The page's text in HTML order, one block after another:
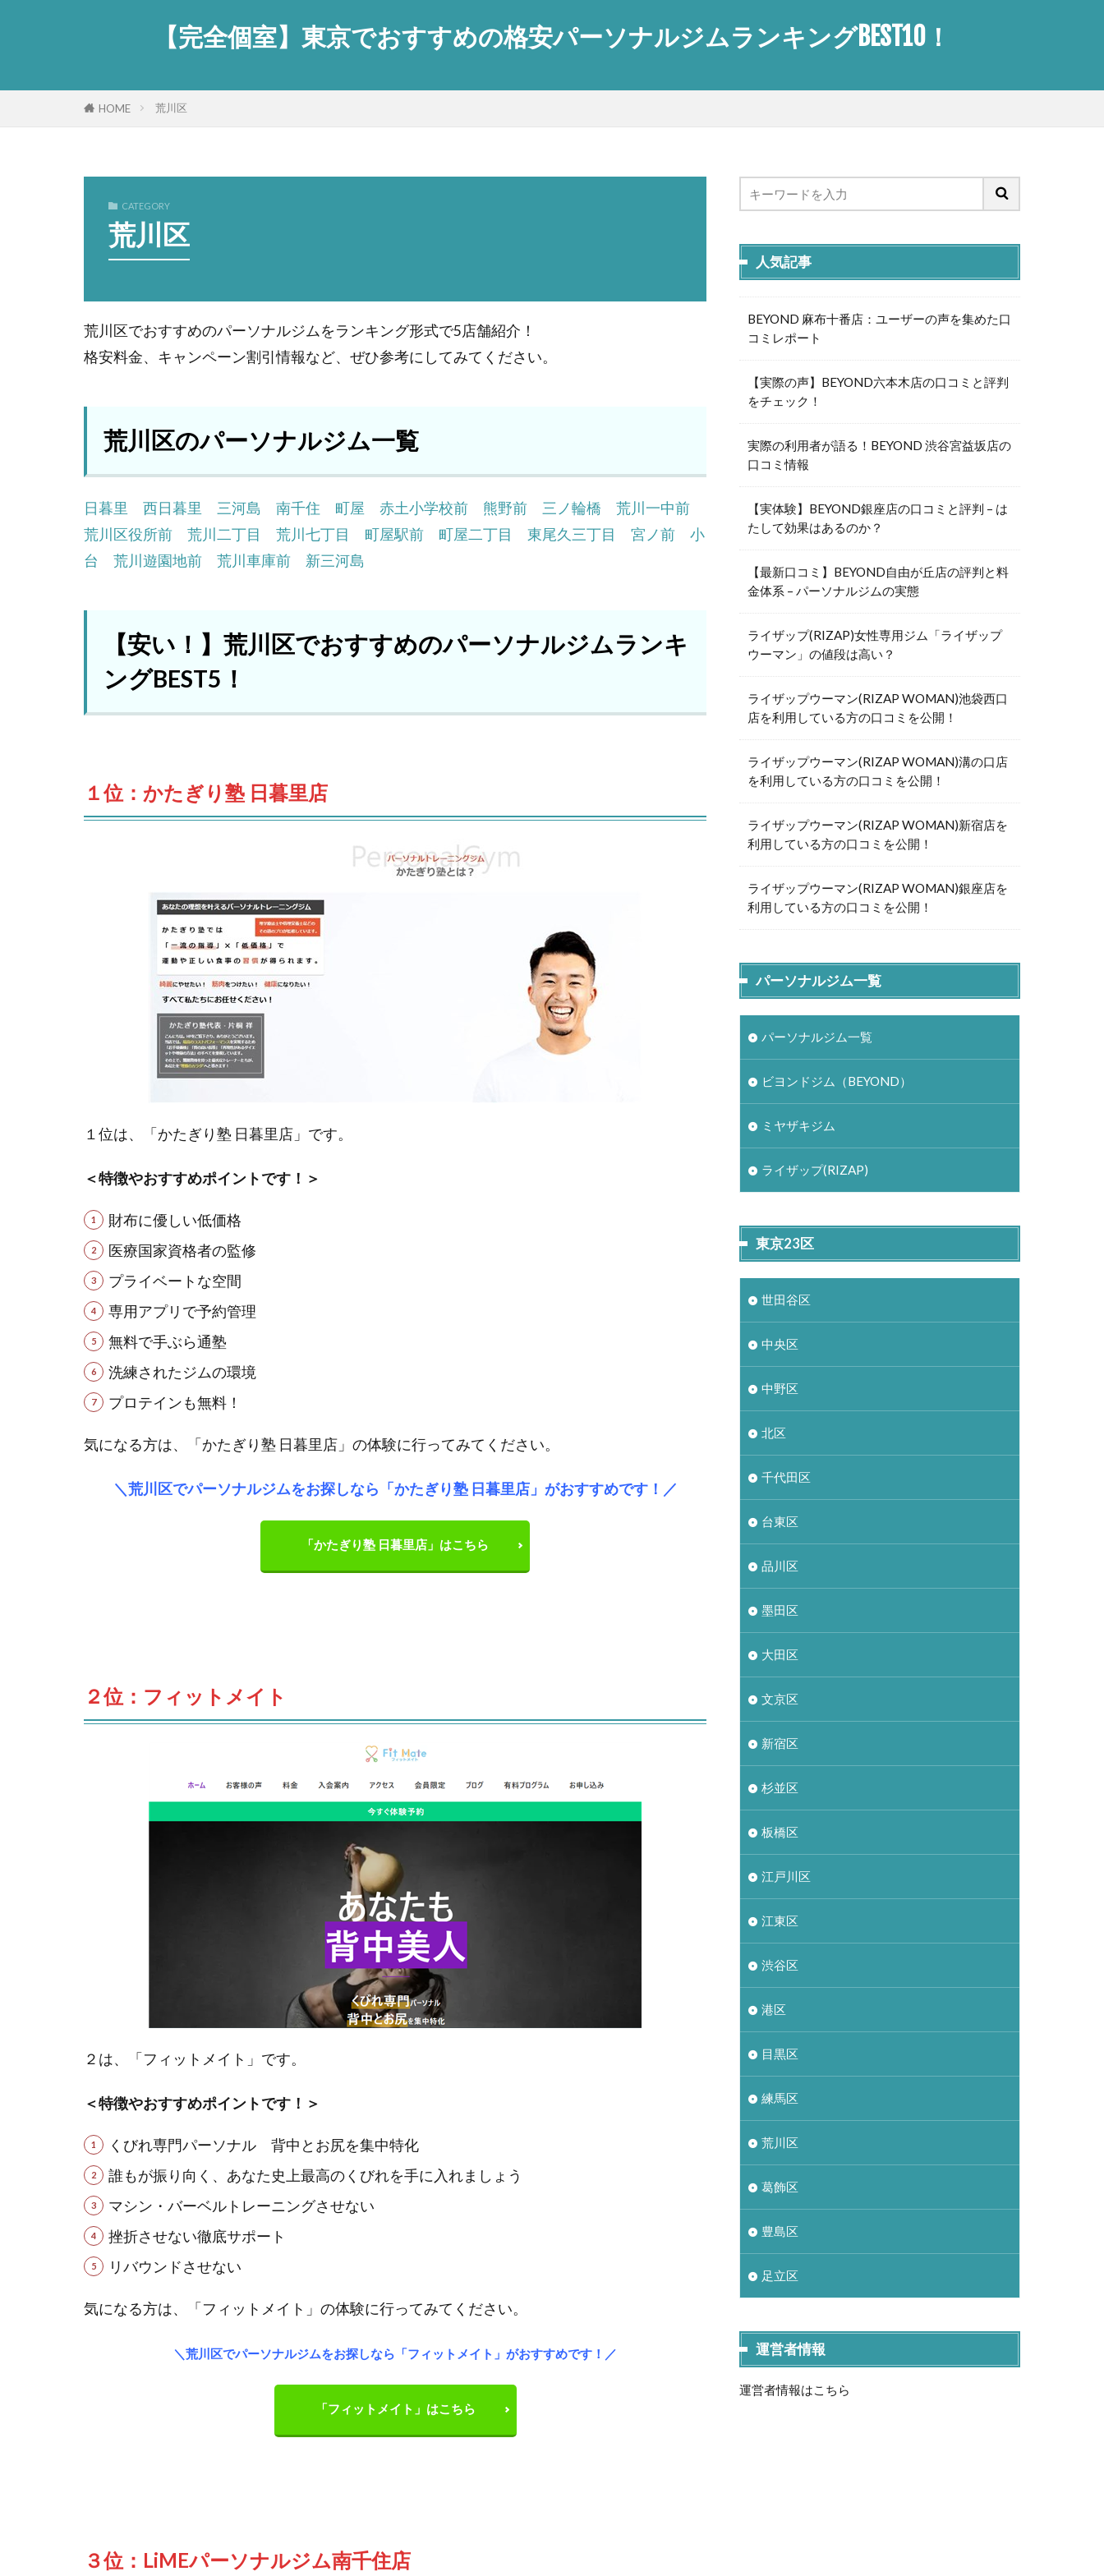
【完全個室】東京でおすすめの格安パーソナルジムランキングBEST10！
HOME 荒川区
CATEGORY
荒川区
荒川区でおすすめのパーソナルジムをランキング形式で5店舗紹介！
格安料金、キャンペーン割引情報など、ぜひ参考にしてみてください。
荒川区のパーソナルジム一覧
日暮里 西日暮里 三河島 南千住 町屋 赤土小学校前 熊野前 三ノ輪橋
荒川一中前
荒川区役所前
荒川二丁目 荒川七丁目 町屋駅前 町屋二丁目 東尾久三丁目 宮ノ前
小
台
荒川遊園地前 荒川車庫前 新三河島
【安い！】荒川区でおすすめのパーソナルジムランキ
ングBEST5！
１位：かたぎり塾 日暮里店
１位は、「かたぎり塾 日暮里店」です。
＜特徴やおすすめポイントです！＞
財布に優しい低価格
医療国家資格者の監修
プライベートな空間
専用アプリで予約管理
無料で手ぶら通塾
洗練されたジムの環境
プロテインも無料！
気になる方は、「かたぎり塾 日暮里店」の体験に行ってみてください。
＼荒川区でパーソナルジムをお探しなら「かたぎり塾 日暮里店」がおすすめです！／
「かたぎり塾 日暮里店」はこちら
２位：フィットメイト
２は、「フィットメイト」です。
＜特徴やおすすめポイントです！＞
くびれ専門パーソナル 背中とお尻を集中特化
誰もが振り向く、あなた史上最高のくびれを手に入れましょう
マシン・バーベルトレーニングさせない
挫折させない徹底サポート
リバウンドさせない
気になる方は、「フィットメイト」の体験に行ってみてください。
＼荒川区でパーソナルジムをお探しなら「フィットメイト」がおすすめです！／
「フィットメイト」はこちら
３位：LiMEパーソナルジム南千住店
人気記事
BEYOND 麻布十番店：ユーザーの声を集めた口
コミレポート
【実際の声】BEYOND六本木店の口コミと評判
をチェック！
実際の利用者が語る！BEYOND 渋谷宮益坂店の
口コミ情報
【実体験】BEYOND銀座店の口コミと評判 – は
たして効果はあるのか？
【最新口コミ】BEYOND自由が丘店の評判と料
金体系 – パーソナルジムの実態
ライザップ(RIZAP)女性専用ジム「ライザップ
ウーマン」の値段は高い？
ライザップウーマン(RIZAP WOMAN)池袋西口
店を利用している方の口コミを公開！
ライザップウーマン(RIZAP WOMAN)溝の口店
を利用している方の口コミを公開！
ライザップウーマン(RIZAP WOMAN)新宿店を
利用している方の口コミを公開！
ライザップウーマン(RIZAP WOMAN)銀座店を
利用している方の口コミを公開！
パーソナルジム一覧
パーソナルジム一覧
ビヨンドジム（BEYOND）
ミヤザキジム
ライザップ(RIZAP)
東京23区
世田谷区
中央区
中野区
北区
千代田区
台東区
品川区
墨田区
大田区
文京区
新宿区
杉並区
板橋区
江戸川区
江東区
渋谷区
港区
目黒区
練馬区
荒川区
葛飾区
豊島区
足立区
運営者情報
運営者情報はこちら